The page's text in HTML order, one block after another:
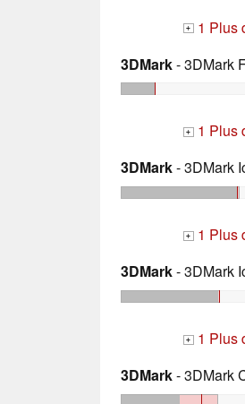
+ 1 Plus
3DMark- 3DMark
+ 1 Plus
3DMark- 3DMark
+ 1 Plus
3DMark- 3DMark
+ 1 Plus
3DMark- 3DMark